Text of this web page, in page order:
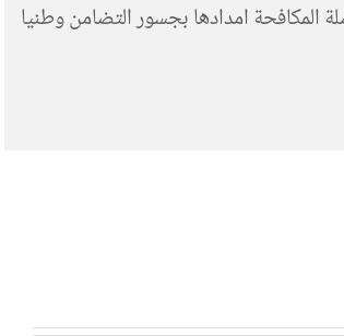
المكافحة امدادها بجسور التضامن وطنيا